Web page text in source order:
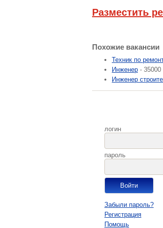
Разместить
Похожие вакансии
Техник по
Инженер - 35000
Инженер
логин
пароль
Забыли пароль?
Регистрация
Помощь